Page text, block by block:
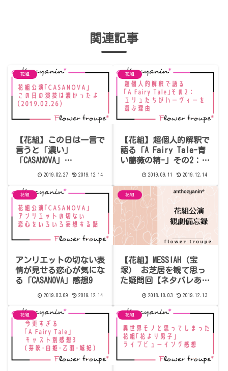
関連記事
花組
【花組】この日は一言で
言うと「濃い」
「CASANOVA」
り】
2019.02.27 2019.12.14
花組
【花組】超個人的解釈で
語る「A Fairy Tale-青
い薔薇の精-」その2：エ
2019.09.11 2019.12.14
花組
アンリエットの切ない表
情が見せる恋心が気にな
る「CASANOVA」感想9
2019.03.09 2019.12.14
花組
【花組】MESSIAH（宝
塚） お芝居を観て思っ
た疑問回【ネタバレあ
2018.10.03 2019.12.13
花組 花組